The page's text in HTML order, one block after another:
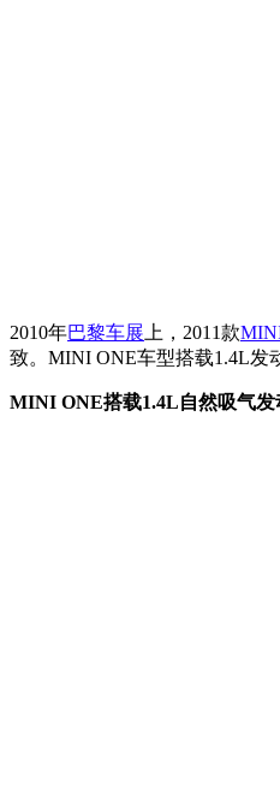
2010年巴黎车展 上，2011款
致。MINI ONE车型搭载1.4L发
MINI ONE搭载1.4L自然吸气发